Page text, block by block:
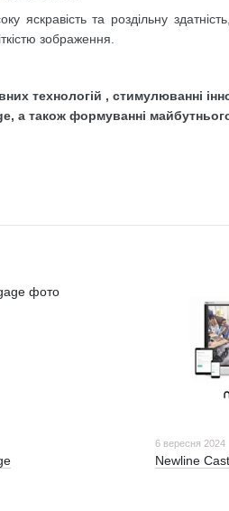
яскравість та роздільну
зображення.
технологій , стимулюванні
а також формуванні
6 вересня 2024
Newline Cast